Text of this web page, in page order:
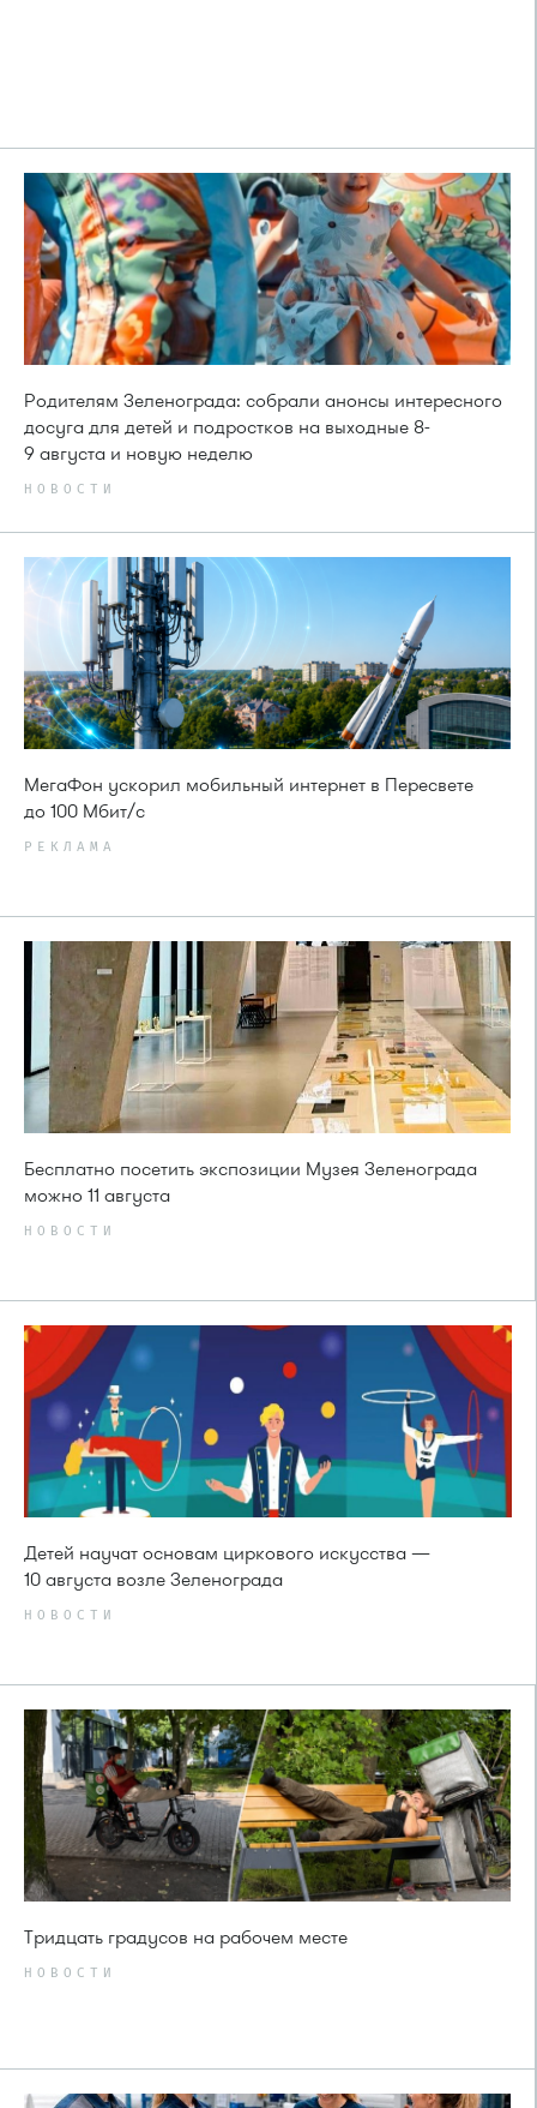
Родителям Зеленограда: собрали анонсы интересного
досуга для детей и подростков на выходные 8-
9 августа и новую неделю
НОВОСТИ
МегаФон ускорил мобильный интернет в Пересвете
до 100 Мбит/с
РЕКЛАМА
Бесплатно посетить экспозиции Музея Зеленограда
можно 11 августа
НОВОСТИ
Детей научат основам циркового искусства —
10 августа возле Зеленограда
НОВОСТИ
Тридцать градусов на рабочем месте
НОВОСТИ